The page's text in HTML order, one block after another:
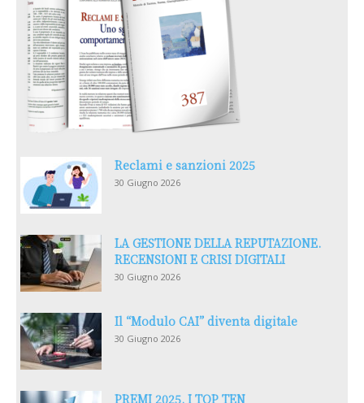
Reclami e sanzioni 2025
30 Giugno 2026
LA GESTIONE DELLA REPUTAZIONE.
RECENSIONI E CRISI DIGITALI
30 Giugno 2026
Il “Modulo CAI” diventa digitale
30 Giugno 2026
PREMI 2025. I TOP TEN